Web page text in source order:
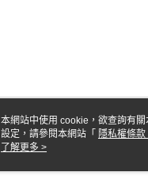
本網站中使用 cookie，欲查詢有
設定，請參閱本網站「 隱私權條款
使用 cookie。
了解更多 >